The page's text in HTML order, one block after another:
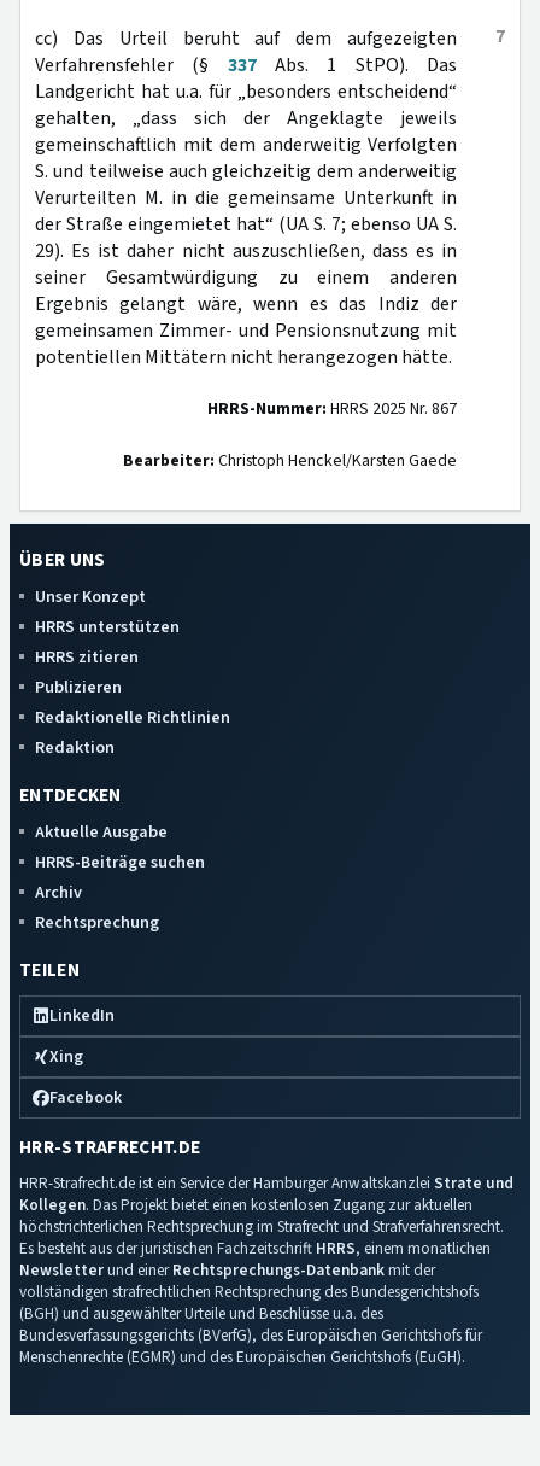
7
cc) Das Urteil beruht auf dem aufgezeigten
Verfahrensfehler (§ 337Abs. 1 StPO). Das
Landgericht hat u.a. für „besonders entscheidend“
gehalten, „dass sich der Angeklagte jeweils
gemeinschaftlich mit dem anderweitig Verfolgten
S. und teilweise auch gleichzeitig dem anderweitig
Verurteilten M. in die gemeinsame Unterkunft in
der Straße eingemietet hat“ (UA S. 7; ebenso UA S.
29). Es ist daher nicht auszuschließen, dass es in
seiner Gesamtwürdigung zu einem anderen
Ergebnis gelangt wäre, wenn es das Indiz der
gemeinsamen Zimmer- und Pensionsnutzung mit
potentiellen Mittätern nicht herangezogen hätte.
HRRS-Nummer: HRRS 2025 Nr. 867
Bearbeiter: Christoph Henckel/Karsten Gaede
ÜBER UNS
Unser Konzept
HRRS unterstützen
HRRS zitieren
Publizieren
Redaktionelle Richtlinien
Redaktion
ENTDECKEN
Aktuelle Ausgabe
HRRS-Beiträge suchen
Archiv
Rechtsprechung
TEILEN
LinkedIn
Xing
Facebook
HRR-STRAFRECHT.DE
HRR-Strafrecht.de ist ein Service der Hamburger Anwaltskanzlei Strate und
Kollegen. Das Projekt bietet einen kostenlosen Zugang zur aktuellen
höchstrichterlichen Rechtsprechung im Strafrecht und Strafverfahrensrecht.
Es besteht aus der juristischen Fachzeitschrift HRRS, einem monatlichen
Newsletterund einerRechtsprechungs-Datenbankmit der
vollständigen strafrechtlichen Rechtsprechung des Bundesgerichtshofs
(BGH) und ausgewählter Urteile und Beschlüsse u.a. des
Bundesverfassungsgerichts (BVerfG), des Europäischen Gerichtshofs für
Menschenrechte (EGMR) und des Europäischen Gerichtshofs (EuGH).